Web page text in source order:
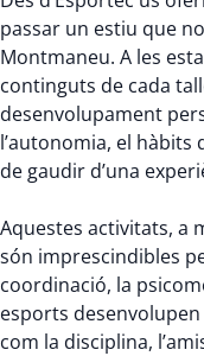
passar un estiu que
Montmaneu. A les
continguts de cada
desenvolupament
l’autonomia, el hàbits
de gaudir d’una
Aquestes activitats, a
són imprescindibles
coordinació, la
esports
com la disciplina,